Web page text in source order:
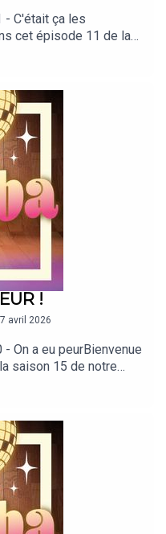
- C'était ça les
cet épisode 11 de la
dédié à Danse avec
nous sur
nos
en donnant à notre
!
avril 2026
- On a eu peurBienvenue
saison 15 de notre
les stars !Produit
sur notre
en donnant à notre